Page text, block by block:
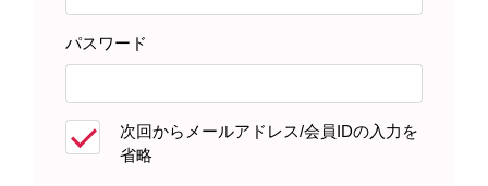
患者さんサポート資材
パスワード
次回からメールアドレス/会員IDの入力を
省略